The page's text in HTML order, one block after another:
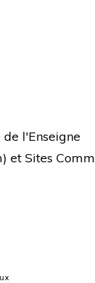
l'Enseigne
) et Sites